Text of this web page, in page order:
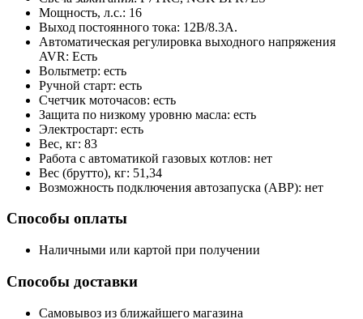
Мощность, л.с.: 16
Выход постоянного тока: 12В/8.3А.
Автоматическая регулировка выходного напряжения
AVR: Есть
Вольтметр: есть
Ручной старт: есть
Счетчик моточасов: есть
Защита по низкому уровню масла: есть
Электростарт: есть
Вес, кг: 83
Работа с автоматикой газовых котлов: нет
Вес (брутто), кг: 51,34
Возможность подключения автозапуска (АВР): нет
Способы оплаты
Наличными или картой при получении
Способы доставки
Самовывоз из ближайшего магазина